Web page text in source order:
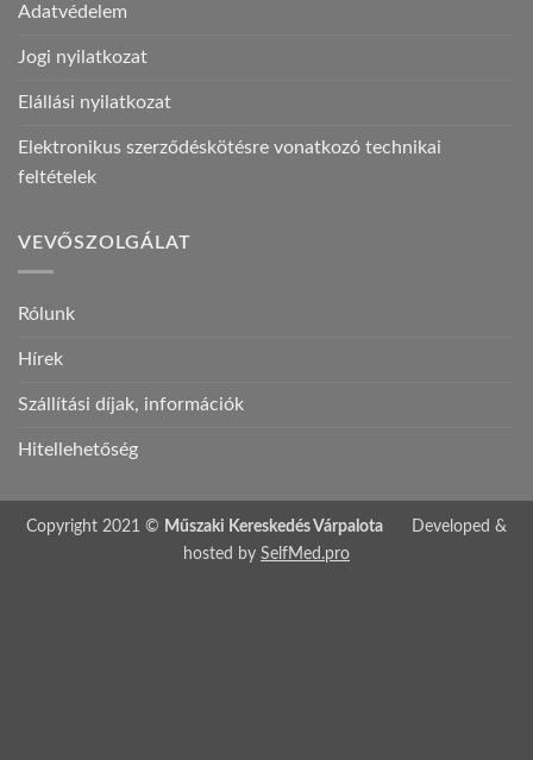
Adatvédelem
Jogi nyilatkozat
Elállási nyilatkozat
Elektronikus szerződéskötésre vonatkozó technikai
feltételek
VEVŐSZOLGÁLAT
Rólunk
Hírek
Szállítási díjak, információk
Hitellehetőség
Copyright 2021 © Műszaki Kereskedés Várpalota Developed &
hosted by SelfMed.pro